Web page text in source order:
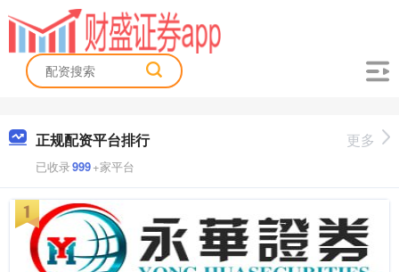
正规配资平台排行
已收录999+家平台
更多